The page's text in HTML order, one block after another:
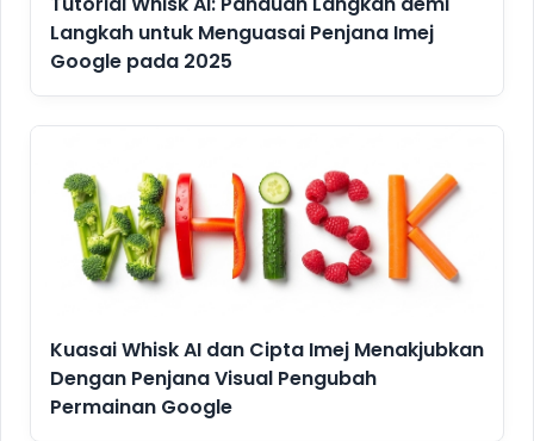
Langkah untuk Menguasai Penjana Imej
Google pada 2025
Kuasai Whisk AI dan Cipta Imej Menakjubkan
Dengan Penjana Visual Pengubah
Permainan Google